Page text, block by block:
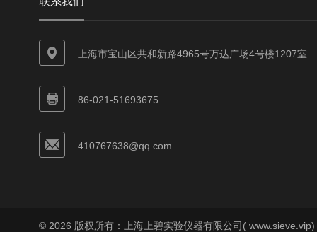
上海市宝山区共和新路4965号万达广场4号楼1207室
86-021-51693675
410767638@qq.com
© 2026 版权所有：上海上碧实验仪器有限公司(